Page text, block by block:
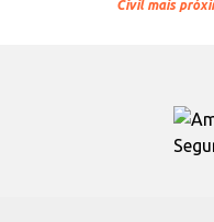
Civil mais